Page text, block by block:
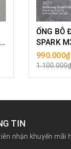
ỐNG BÔ
SPARK
990.000₫
TIN
nhận khuyến mãi